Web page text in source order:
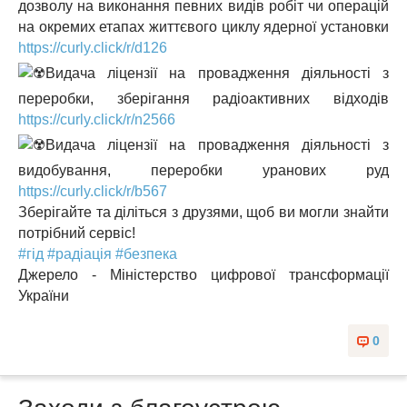
дозволу на виконання певних видів робіт чи операцій
на окремих етапах життєвого циклу ядерної установки
https://curly.click/r/d126
Видача ліцензії на провадження діяльності з
переробки, зберігання радіоактивних відходів
https://curly.click/r/n2566
Видача ліцензії на провадження діяльності з
видобування, переробки уранових руд
https://curly.click/r/b567
Зберігайте та діліться з друзями, щоб ви могли знайти
потрібний сервіс!
#гід #радіація #безпека
Джерело - Міністерство цифрової трансформації
України
0